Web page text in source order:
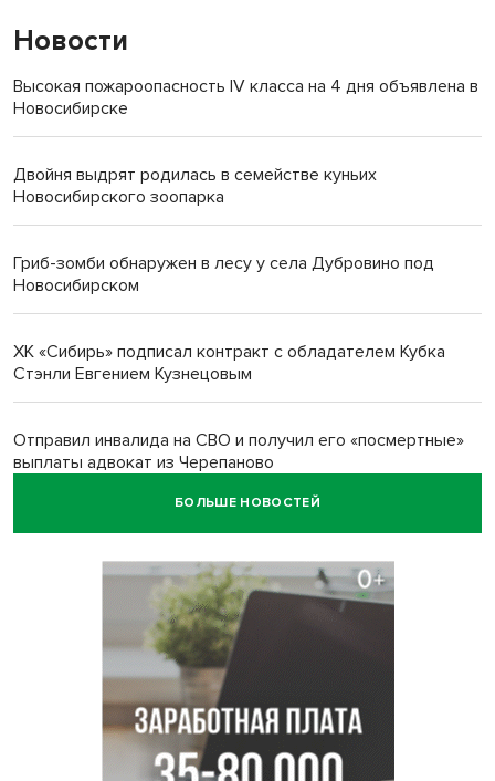
Новости
Высокая пожароопасность IV класса на 4 дня объявлена в
Новосибирске
Двойня выдрят родилась в семействе куньих
Новосибирского зоопарка
Гриб-зомби обнаружен в лесу у села Дубровино под
Новосибирском
ХК «Сибирь» подписал контракт с обладателем Кубка
Стэнли Евгением Кузнецовым
Отправил инвалида на СВО и получил его «посмертные»
выплаты адвокат из Черепаново
Андрей Травников поздравил новосибирцев с
Ученики новосибирского лицея победили в
Международной олимпиаде по ИИ
Остановку электричек о.п. Радуга Сибири начали строить
в Новосибирске
БОЛЬШЕ НОВОСТЕЙ